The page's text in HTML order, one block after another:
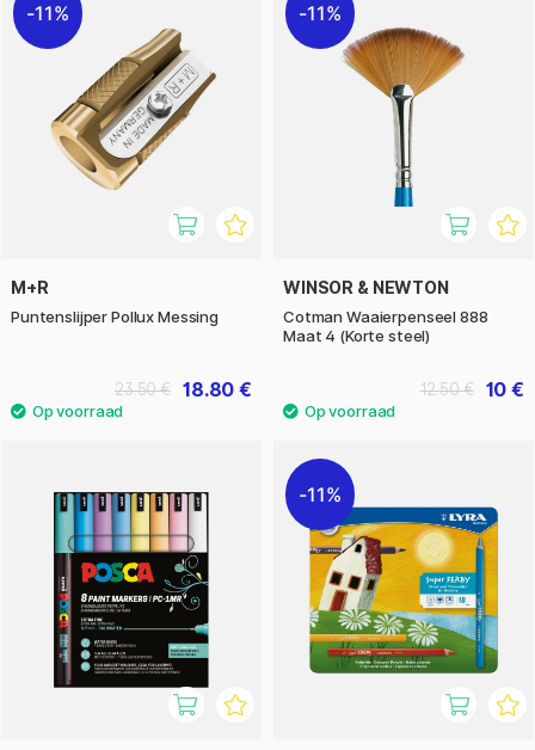
11%
M+R
Puntenslijper Pollux Messing
18.80 €
23.50 €
11%
WINSOR & NEWTON
Cotman Waaierpenseel 888
Maat 4 (Korte steel)
10 €
12.50 €
11%